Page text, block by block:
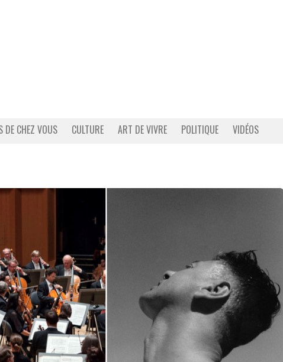
DE CHEZ VOUS CULTURE ART DE VIVRE POLITIQUE VIDÉOS